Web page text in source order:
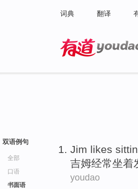
词典 翻译
双语例句
全部
口语
书面语
Jim likes
吉姆经常坐着
youdao